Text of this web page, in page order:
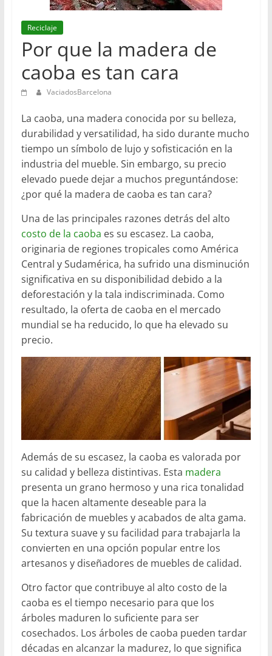
Barcelona
Reciclaje
Por que la madera de
caoba es tan cara
VaciadosBarcelona
La caoba, una madera conocida por su belleza,
durabilidad y versatilidad, ha sido durante mucho
tiempo un símbolo de lujo y sofisticación en la
industria del mueble. Sin embargo, su precio
elevado puede dejar a muchos preguntándose:
¿por qué la madera de caoba es tan cara?
Una de las principales razones detrás del alto
costo de la caoba es su escasez. La caoba,
originaria de regiones tropicales como América
Central y Sudamérica, ha sufrido una disminución
significativa en su disponibilidad debido a la
deforestación y la tala indiscriminada. Como
resultado, la oferta de caoba en el mercado
mundial se ha reducido, lo que ha elevado su
precio.
Además de su escasez, la caoba es valorada por
su calidad y belleza distintivas. Esta madera
presenta un grano hermoso y una rica tonalidad
que la hacen altamente deseable para la
fabricación de muebles y acabados de alta gama.
Su textura suave y su facilidad para trabajarla la
convierten en una opción popular entre los
artesanos y diseñadores de muebles de calidad.
Otro factor que contribuye al alto costo de la
caoba es el tiempo necesario para que los
árboles maduren lo suficiente para ser
cosechados. Los árboles de caoba pueden tardar
décadas en alcanzar la madurez, lo que significa